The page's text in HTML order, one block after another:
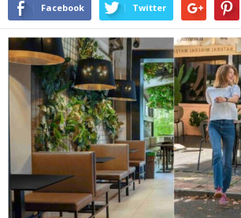
Facebook Twitter